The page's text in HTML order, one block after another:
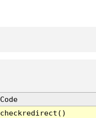
Code
checkredirect()